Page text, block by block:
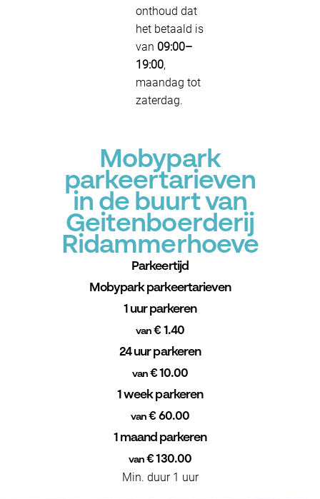
onthoud dat
het betaald is
van 09:00–
19:00,
maandag tot
zaterdag.
Mobypark
parkeertarieven
in de buurt van
Geitenboerderij
Ridammerhoeve
Parkeertijd
Mobypark parkeertarieven
1 uur parkeren
van € 1.40
24 uur parkeren
van€ 10.00
1 week parkeren
van € 60.00
1 maand parkeren
van € 130.00
Min. duur 1 uur